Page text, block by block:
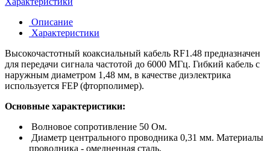
Описание
Характеристики
Высокочастотный коаксиальный кабель RF1.48 предназначен
для передачи сигнала частотой до 6000 МГц. Гибкий кабель с
наружным диаметром 1,48 мм, в качестве диэлектрика
используется FEP (фторполимер).
Основные характеристики:
Волновое сопротивление 50 Ом.
Диаметр центрального проводника 0,31 мм. Материалы
проводника - омедненная сталь.